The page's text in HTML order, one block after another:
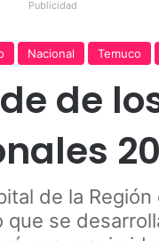
Publicidad
Nacional Temuco
de
de la
se